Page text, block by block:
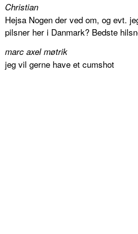
Christian
Hejsa Nogen der ved om, og evt.
pilsner her i Danmark? Bedste
marc axel møtrik
jeg vil gerne have et cumshot